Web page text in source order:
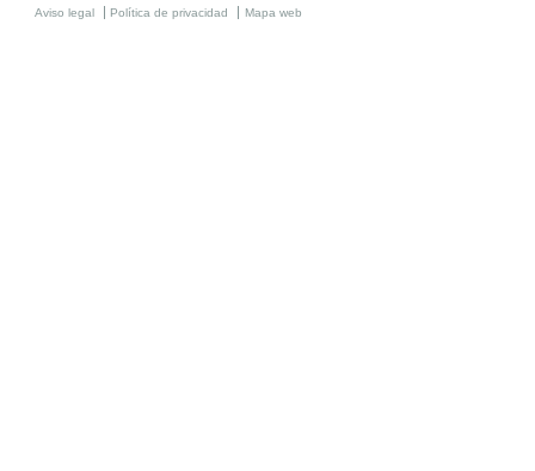
Aviso legal Política de privacidad Mapa web